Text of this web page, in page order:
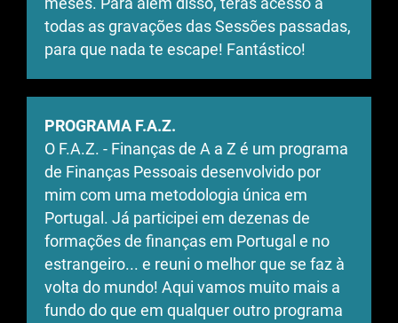
todas as gravações das Sessões passadas,
para que nada te escape! Fantástico!
PROGRAMA F.A.Z.
O F.A.Z. - Finanças de A a Z é um programa
de Finanças Pessoais desenvolvido por
mim com uma metodologia única em
Portugal. Já participei em dezenas de
formações de finanças em Portugal e no
estrangeiro... e reuni o melhor que se faz à
volta do mundo! Aqui vamos muito mais a
fundo do que em qualquer outro programa